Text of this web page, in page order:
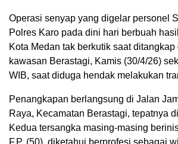
Operasi senyap yang digelar personel
Polres Karo pada dini hari berbuah
Kota Medan tak berkutik saat
kawasan Berastagi, Kamis (30/4/26)
WIB, saat diduga hendak melakukan
Penangkapan berlangsung di Jalan
Raya, Kecamatan Berastagi, tepatnya
Kedua tersangka masing-masing
F.P. (50), diketahui berprofesi sebagai